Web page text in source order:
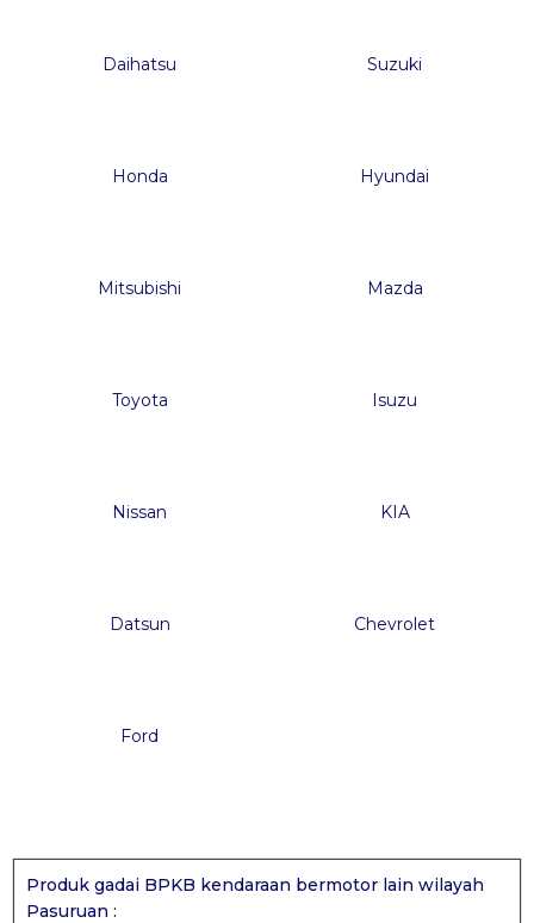
Daihatsu Suzuki
Honda Hyundai
Mitsubishi Mazda
Toyota Isuzu
Nissan KIA
Datsun Chevrolet
Ford
Produk gadai BPKB kendaraan bermotor lain wilayah
Pasuruan :